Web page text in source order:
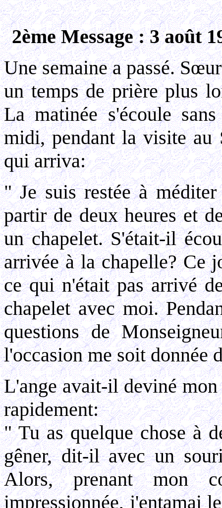
2ème Message : 3 août
Une semaine a passé.
un temps de prière plus
La matinée s'écoule
midi, pendant la visite au
qui arriva:
" Je suis restée à
partir de deux heures et
un chapelet. S'était-il
arrivée à la chapelle? Ce
ce qui n'était pas arrivé
chapelet avec moi.
questions de
l'occasion me soit donnée
L'ange avait-il deviné mon
rapidement:
" Tu as quelque chose à
gêner, dit-il avec un
Alors, prenant mon
impressionnée, j'entamai